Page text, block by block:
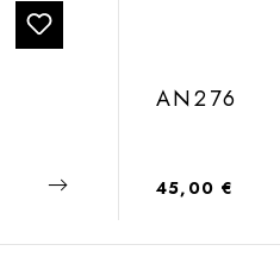
AN276
Regulärer Preis:
45,00 €